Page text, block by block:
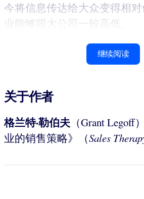
今将信息传达给大众变得相
业能够跟大公司一较高低。
继续阅读
关于作者
格兰特·勒伯夫 （Grant
业的销售策略》（Sales